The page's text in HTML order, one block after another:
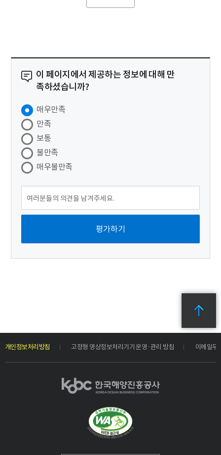
이 페이지에서 제공하는 정보에 대해 만
족하셨습니까?
매우만족
만족
보통
불만족
매우불만족
개인정보처리방침 고정형 영상정보처리기기 운영·관리 방침 이메일무